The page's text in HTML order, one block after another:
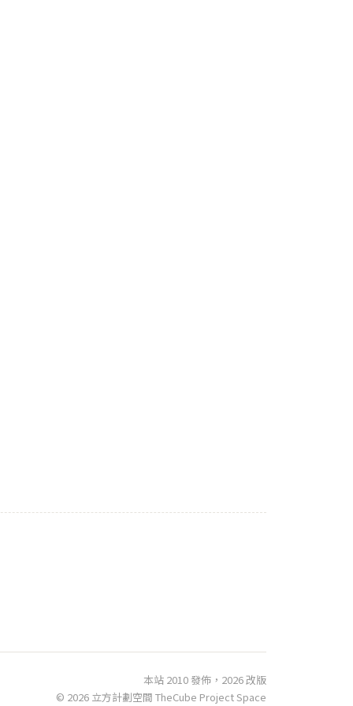
本站 2010 發佈，2026 改版
© 2026 立方計劃空間 TheCube Project Space